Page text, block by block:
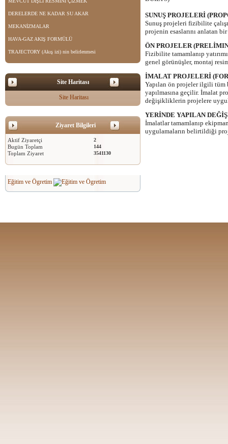
DERELERDE NE KADAR SU AKAR
MEKANİZMALAR
HAVA-GAZ AKIŞ FORMÜLÜ
TRAJECTORY (Akış izi) nin belirlenmesi
Site Haritası
Site Haritası
Ziyaret Bilgileri
Aktif Ziyaretçi 2
Bugün Toplam 144
Toplam Ziyaret 3541130
Eğitim ve Ögretim
SUNUŞ PROJELERİ
Sunuş projeleri fizibilite
projenin esaslarını anlatan
ÖN PROJELER
Fizibilite tamamlanıp
genel görünüşler, montaj
İMALAT PROJELERİ
Yapılan ön projeler ilgili
yapılmasına geçilir. İmalat
değişikliklerin projelere
YERİNDE YAPILAN
İmalatlar tamamlanıp
uygulamaların belirtildiği